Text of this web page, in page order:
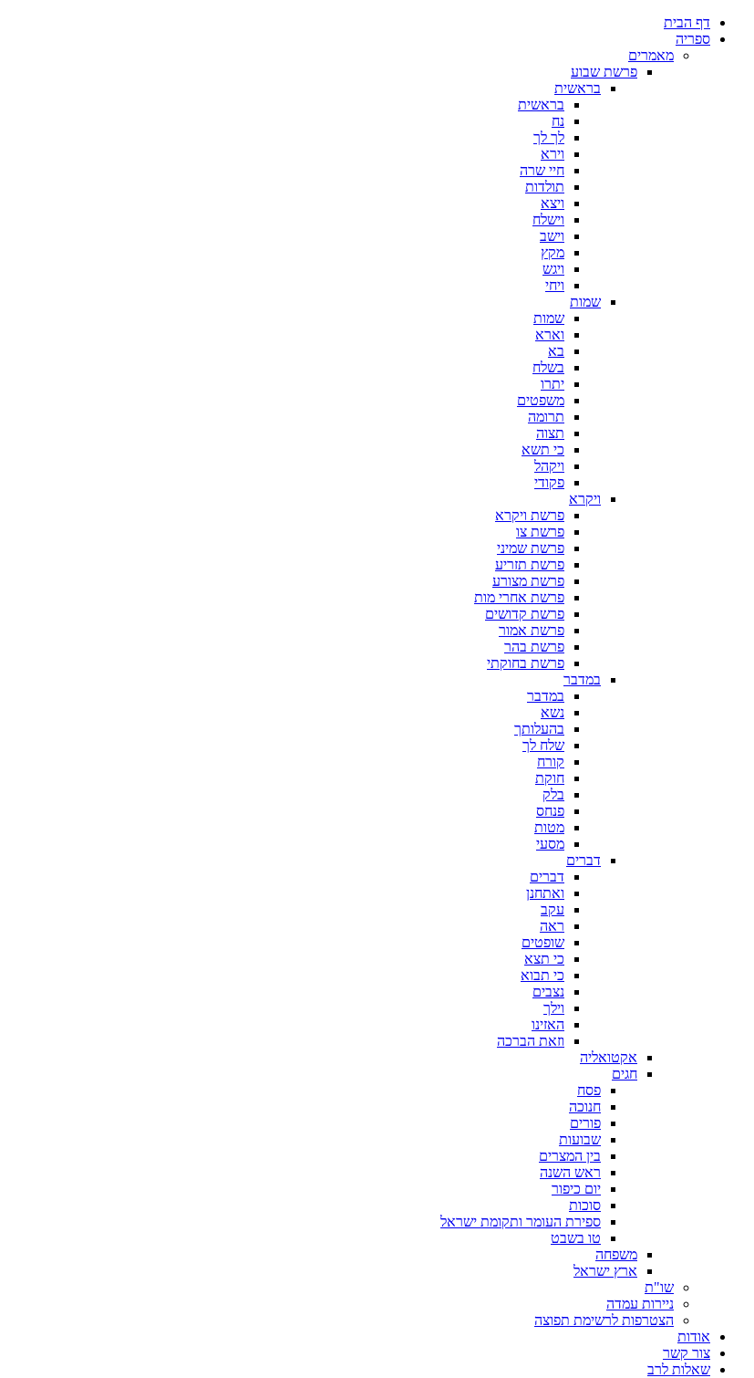
דף הבית
ספריה
מאמרים
פרשת שבוע
בראשית
בראשית
נח
לך לך
וירא
חיי שרה
תולדות
ויצא
וישלח
וישב
מקץ
ויגש
ויחי
שמות
שמות
וארא
בא
בשלח
יתרו
משפטים
תרומה
תצוה
כי תשא
ויקהל
פקודי
ויקרא
פרשת ויקרא
פרשת צו
פרשת שמיני
פרשת תזריע
פרשת מצורע
פרשת אחרי מות
פרשת קדושים
פרשת אמור
פרשת בהר
פרשת בחוקתי
במדבר
במדבר
נשא
בהעלותך
שלח לך
קורח
חוקת
בלק
פנחס
מטות
מסעי
דברים
דברים
ואתחנן
עקב
ראה
שופטים
כי תצא
כי תבוא
נצבים
וילך
האזינו
וזאת הברכה
אקטואליה
חגים
פסח
חנוכה
פורים
שבועות
בין המצרים
ראש השנה
יום כיפור
סוכות
ספירת העומר ותקומת ישראל
טו בשבט
משפחה
ארץ ישראל
שו"ת
ניירות עמדה
הצטרפות לרשימת תפוצה
אודות
צור קשר
שאלות לרב